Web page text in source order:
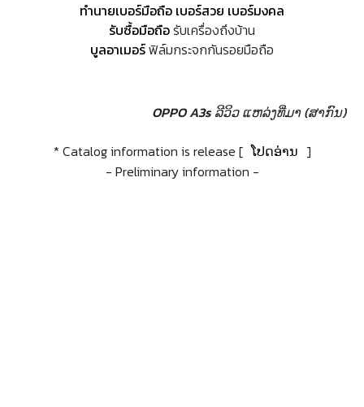
ทำนายเบอร์มือถือ เบอร์สวย เบอร์มงคล
รับซื้อมือถือรับเครื่องถึงบ้าน
บูลอาเมอร์ฟิล์มกระจกกันรอยมือถือ
OPPO A3s ລີວິວ ແຫລ່ງທີ່ມາ (ສາກົນ)
* Catalog information is release [ ໂປດອ່ານ ]
- Preliminary information -